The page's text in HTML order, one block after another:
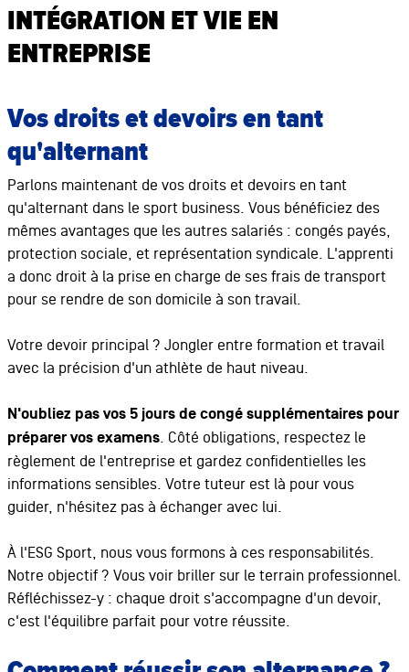
INTÉGRATION ET VIE EN
ENTREPRISE
Vos droits et devoirs en tant
qu'alternant
Parlons maintenant de vos droits et devoirs en tant
qu'alternant dans le sport business. Vous bénéficiez des
mêmes avantages que les autres salariés : congés payés,
protection sociale, et représentation syndicale. L'apprenti
a donc droit à la prise en charge de ses frais de transport
pour se rendre de son domicile à son travail.
Votre devoir principal ? Jongler entre formation et travail
avec la précision d'un athlète de haut niveau.
N'oubliez pas vos 5 jours de congé supplémentaires pour
préparer vos examens. Côté obligations, respectez le
règlement de l'entreprise et gardez confidentielles les
informations sensibles. Votre tuteur est là pour vous
guider, n'hésitez pas à échanger avec lui.
À l'ESG Sport, nous vous formons à ces responsabilités.
Notre objectif ? Vous voir briller sur le terrain professionnel.
Réfléchissez-y : chaque droit s'accompagne d'un devoir,
c'est l'équilibre parfait pour votre réussite.